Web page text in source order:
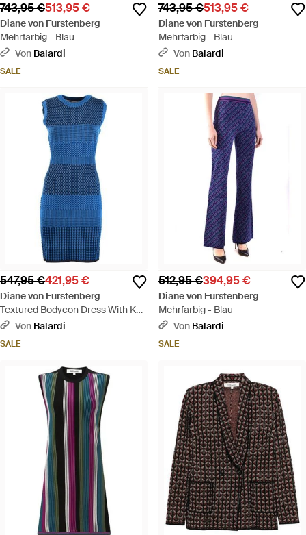
743,95 €513,95 €
Diane von Furstenberg
Mehrfarbig - Blau
Von Balardi
SALE
743,95 €513,95 €
Diane von Furstenberg
Mehrfarbig - Blau
Von Balardi
SALE
547,95 €421,95 €
Diane von Furstenberg
Textured Bodycon Dress With Knit
Design And Silhou - Blau
Von Balardi
SALE
512,95 €394,95 €
Diane von Furstenberg
Mehrfarbig - Blau
Von Balardi
SALE